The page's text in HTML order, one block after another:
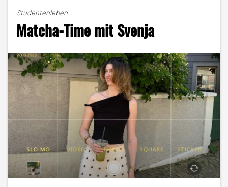
Eleen
im
Portrait"
Studentenleben
Matcha-Time mit Svenja